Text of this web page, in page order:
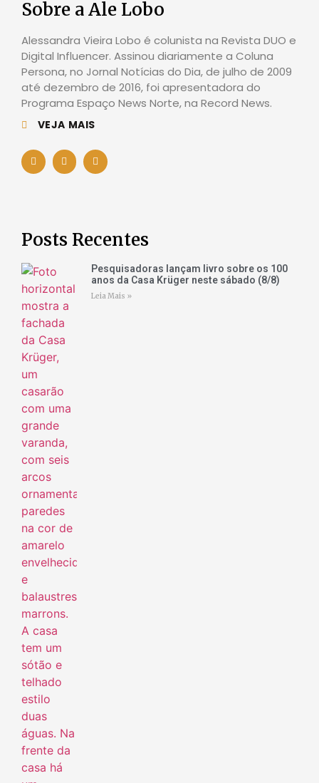
Sobre a Ale Lobo
Alessandra Vieira Lobo é colunista na Revista DUO e
Digital Influencer. Assinou diariamente a Coluna
Persona, no Jornal Notícias do Dia, de julho de 2009
até dezembro de 2016, foi apresentadora do
Programa Espaço News Norte, na Record News.
VEJA MAIS
Posts Recentes
Pesquisadoras lançam livro sobre os 100
anos da Casa Krüger neste sábado (8/8)
Leia Mais »